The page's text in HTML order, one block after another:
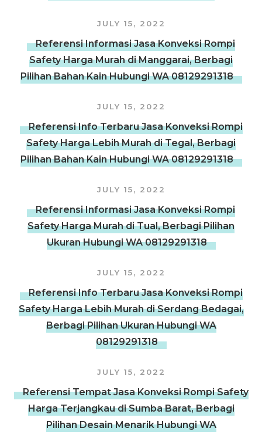
JULY 15, 2022
Referensi Informasi Jasa Konveksi Rompi
Safety Harga Murah di Manggarai, Berbagi
Pilihan Bahan Kain Hubungi WA 08129291318
JULY 15, 2022
Referensi Info Terbaru Jasa Konveksi Rompi
Safety Harga Lebih Murah di Tegal, Berbagi
Pilihan Bahan Kain Hubungi WA 08129291318
JULY 15, 2022
Referensi Informasi Jasa Konveksi Rompi
Safety Harga Murah di Tual, Berbagi Pilihan
Ukuran Hubungi WA 08129291318
JULY 15, 2022
Referensi Info Terbaru Jasa Konveksi Rompi
Safety Harga Lebih Murah di Serdang Bedagai,
Berbagi Pilihan Ukuran Hubungi WA
08129291318
JULY 15, 2022
Referensi Tempat Jasa Konveksi Rompi Safety
Harga Terjangkau di Sumba Barat, Berbagi
Pilihan Desain Menarik Hubungi WA